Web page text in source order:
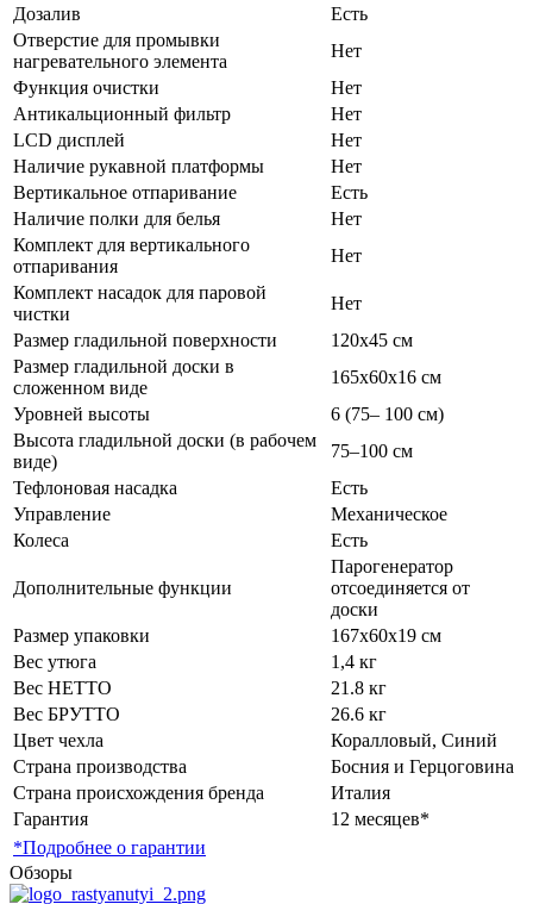
Дозалив
Есть
Отверстие для промывки
нагревательного элемента
Нет
Функция очистки
Нет
Антикальционный фильтр
Нет
LCD дисплей
Нет
Наличие рукавной платформы
Нет
Вертикальное отпаривание
Есть
Наличие полки для белья
Нет
Комплект для вертикального
отпаривания
Нет
Комплект насадок для паровой
чистки
Нет
Размер гладильной поверхности
120х45 см
Размер гладильной доски в
сложенном виде
165х60х16 см
Уровней высоты
6 (75– 100 см)
Высота гладильной доски (в рабочем
виде)
75–100 см
Тефлоновая насадка
Есть
Управление
Механическое
Колеса
Есть
Дополнительные функции
Парогенератор
отсоединяется от
доски
Размер упаковки
167х60х19 см
Вес утюга
1,4 кг
Вес НЕТТО
21.8 кг
Вес БРУТТО
26.6 кг
Цвет чехла
Коралловый, Синий
Страна производства
Босния и Герцоговина
Страна происхождения бренда
Италия
Гарантия
12 месяцев*
*Подробнее о гарантии
Обзоры